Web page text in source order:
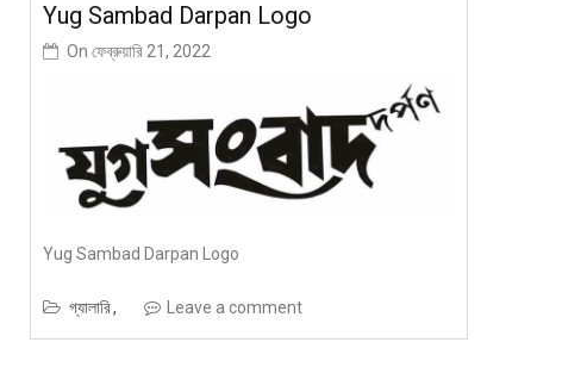
Yug Sambad Darpan Logo
Onফেব্রুয়ারি 21, 2022
Yug Sambad Darpan Logo
গ্যালারি Leave a comment